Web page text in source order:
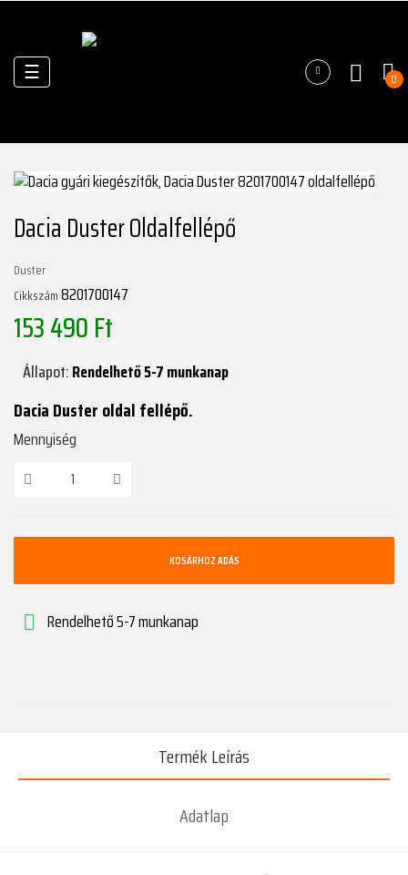
Váltás
a
☰ 0
Dacia Duster Oldalfellépő
Duster
Cikkszám8201700147
153 490 Ft
Állapot:Rendelhető 5-7 munkanap
Dacia Duster oldal fellépő.
Mennyiség
KOSÁRHOZ ADÁS
 Rendelhető 5-7 munkanap
Termék Leírás
Adatlap